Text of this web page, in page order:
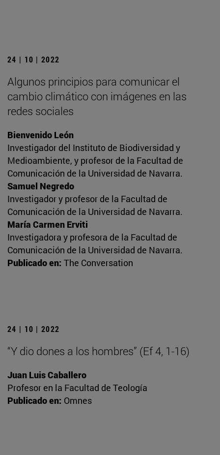
24 | 10 | 2022
Algunos principios para comunicar el
cambio climático con imágenes en las
redes sociales
Bienvenido León
Investigador del Instituto de Biodiversidad y
Medioambiente, y profesor de la Facultad de
Comunicación de la Universidad de Navarra.
Samuel Negredo
Investigador y profesor de la Facultad de
Comunicación de la Universidad de Navarra.
María Carmen Erviti
Investigadora y profesora de la Facultad de
Comunicación de la Universidad de Navarra.
Publicado en: The Conversation
24 | 10 | 2022
“Y dio dones a los hombres” (Ef 4, 1-16)
Juan Luis Caballero
Profesor en la Facultad de Teología
Publicado en: Omnes